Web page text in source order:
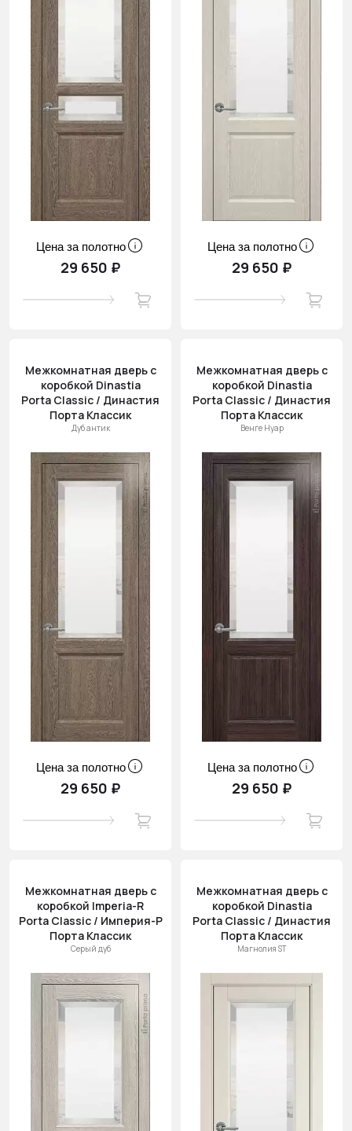
Цена за полотно
29 650 ₽
Цена за полотно
29 650 ₽
Межкомнатная дверь с
коробкой Dinastia
Porta Classic / Династия
Порта Классик
Дуб антик
Цена за полотно
29 650 ₽
Межкомнатная дверь с
коробкой Dinastia
Porta Classic / Династия
Порта Классик
Венге Нуар
Цена за полотно
29 650 ₽
Межкомнатная дверь с
коробкой Imperia-R
Porta Classic / Империя-Р
Порта Классик
Серый дуб
Межкомнатная дверь с
коробкой Dinastia
Porta Classic / Династия
Порта Классик
Магнолия ST